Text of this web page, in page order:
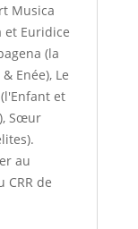
Musica
et Euridice
(la
Enée), Le
et
Sœur
au
CRR de